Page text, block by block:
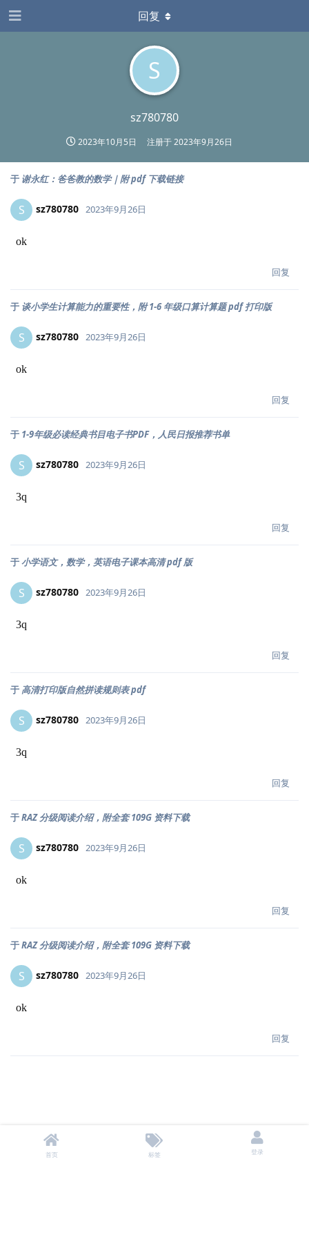
S
sz780780
2023年10月5日 注册于2023年9月26日
回复
于 谢永红：爸爸教的数学｜附 pdf 下载链接
S sz780780 2023年9月26日
ok
回复
于 谈小学生计算能力的重要性，附 1-6 年级口算计算题 pdf 打印版
S sz780780 2023年9月26日
ok
回复
于 1-9年级必读经典书目电子书PDF，人民日报推荐书单
S sz780780 2023年9月26日
3q
回复
于小学语文，数学，英语电子课本高清 pdf 版
S sz780780 2023年9月26日
3q
回复
于 高清打印版自然拼读规则表 pdf
S sz780780 2023年9月26日
3q
回复
于RAZ 分级阅读介绍，附全套 109G 资料下载
S sz780780 2023年9月26日
ok
回复
于RAZ 分级阅读介绍，附全套 109G 资料下载
S sz780780 2023年9月26日
ok
回复
首页 标签 登录